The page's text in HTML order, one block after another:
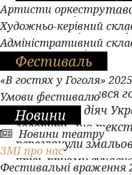
Артисти оркестру
Художньо-керівний
Адміністративний
Фестиваль
«В гостях у Гоголя» 2025
Умови фестивалю
Новини
Новини театру
ЗМІ про нас
Фестивальні враження
13 квітня у
Гоголя відбувся
«Ромео і
Постановкою та
вистави займався
заслужений діяч
говорить, що
переглянули
крізь призму